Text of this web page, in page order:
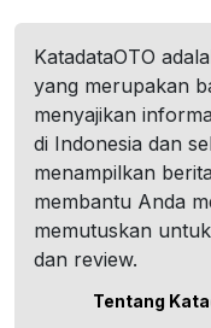
KatadataOTO
yang merupakan
menyajikan
di Indonesia dan
menampilkan
membantu Anda
memutuskan
dan review.
Tentang